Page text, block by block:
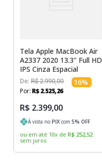
Caddy para SSD
Tela para Iphone
Tela Apple MacBook Air
A2337 2020 13.3" Full HD
IPS Cinza Espacial
De:R$ 2.990,00 16%
Por: R$ 2.525,26
R$ 2.399,00
À vista noPIX com5% OFF
ou em até 10x de R$ 252,52
sem juros